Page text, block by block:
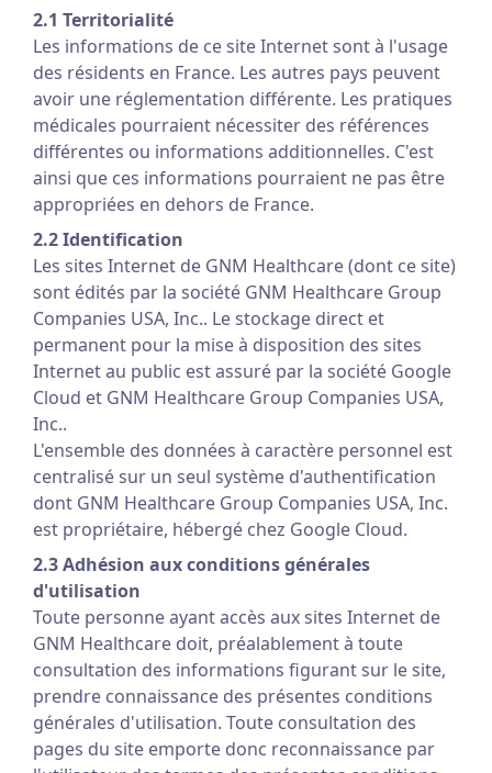
2.1 Territorialité
Les informations de ce site Internet sont à l'usage
des résidents en France. Les autres pays peuvent
avoir une réglementation différente. Les pratiques
médicales pourraient nécessiter des références
différentes ou informations additionnelles. C'est
ainsi que ces informations pourraient ne pas être
appropriées en dehors de France.
2.2 Identification
Les sites Internet de GNM Healthcare (dont ce site)
sont édités par la société GNM Healthcare Group
Companies USA, Inc.. Le stockage direct et
permanent pour la mise à disposition des sites
Internet au public est assuré par la société Google
Cloud et GNM Healthcare Group Companies USA,
Inc..
L'ensemble des données à caractère personnel est
centralisé sur un seul système d'authentification
dont GNM Healthcare Group Companies USA, Inc.
est propriétaire, hébergé chez Google Cloud.
2.3 Adhésion aux conditions générales
d'utilisation
Toute personne ayant accès aux sites Internet de
GNM Healthcare doit, préalablement à toute
consultation des informations figurant sur le site,
prendre connaissance des présentes conditions
générales d'utilisation. Toute consultation des
pages du site emporte donc reconnaissance par